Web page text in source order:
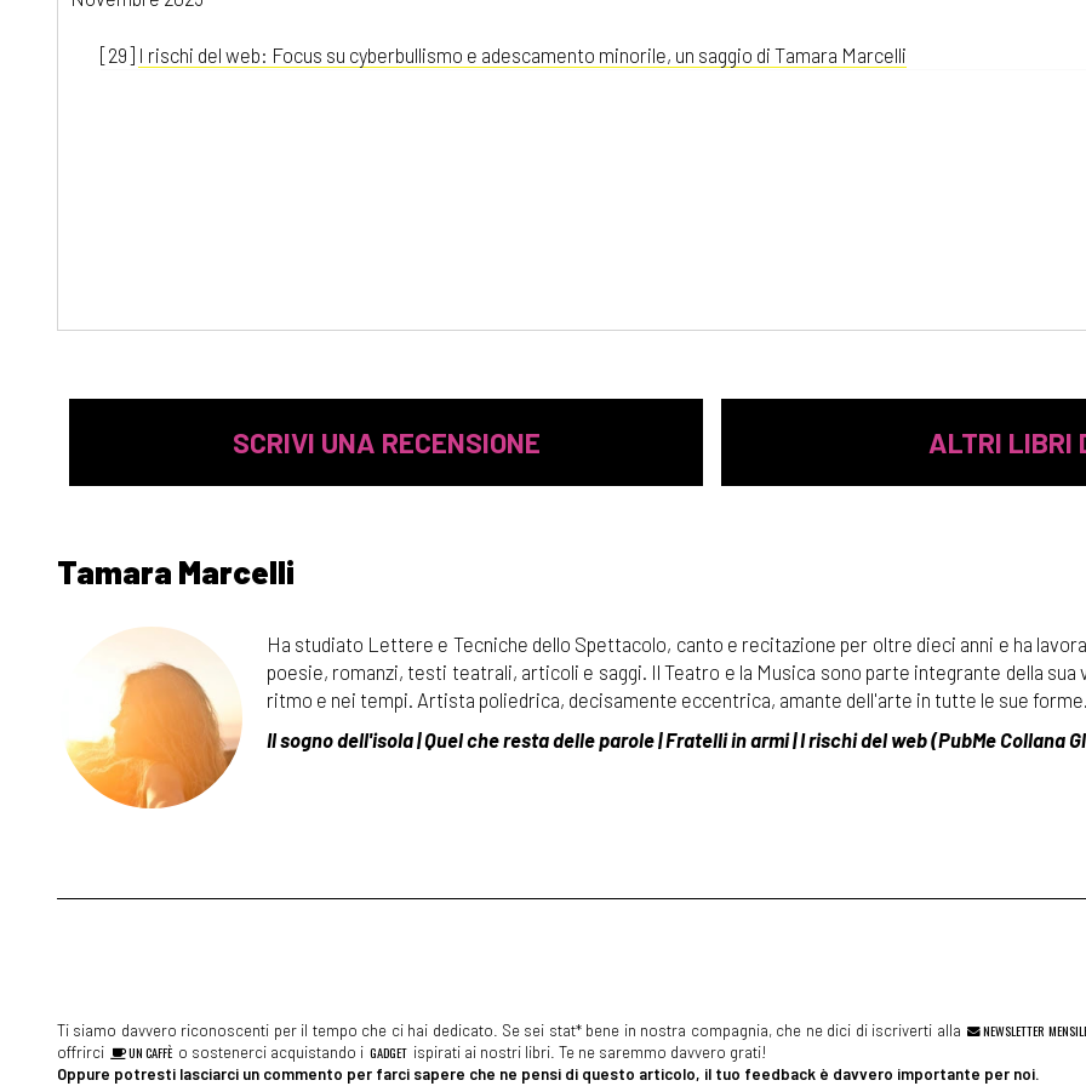
[29] I rischi del web: Focus su cyberbullismo e adescamento minorile, un saggio di Tamara Marcelli
SCRIVI UNA RECENSIONE ALTRI LIBRI
Tamara Marcelli
Ti siamo davvero riconoscenti per il tempo che ci hai dedicato. Se sei stat* bene in nostra compagnia, che ne dici di iscriverti alla NEWSLETTER
offrirci
UN CAFFÈ o sostenerci acquistando i GADGET ispirati ai nostri libri. Te ne saremmo davvero grati!
Oppure potresti lasciarci un commento per farci sapere che ne pensi di questo articolo, il tuo feedback è davvero importante per noi.